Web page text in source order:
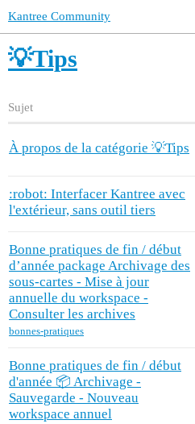
Kantree Community
💡Tips
Sujet
À propos de la catégorie 💡Tips
:robot: Interfacer Kantree avec
l'extérieur, sans outil tiers
Bonne pratiques de fin / début
d’année package Archivage des
sous-cartes - Mise à jour
annuelle du workspace -
Consulter les archives
bonnes-pratiques
Bonne pratiques de fin / début
d'année 📦 Archivage -
Sauvegarde - Nouveau
workspace annuel